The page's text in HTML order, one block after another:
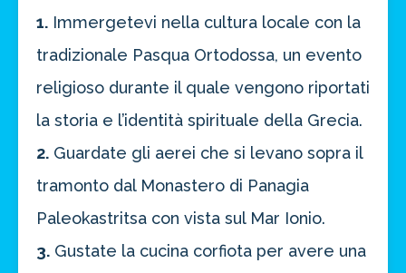
1. Immergetevi nella cultura locale con la
tradizionale Pasqua Ortodossa, un evento
religioso durante il quale vengono riportati
la storia e l’identità spirituale della Grecia.
2. Guardate gli aerei che si levano sopra il
tramonto dal Monastero di Panagia
Paleokastritsa con vista sul Mar Ionio.
3. Gustate la cucina corfiota per avere una